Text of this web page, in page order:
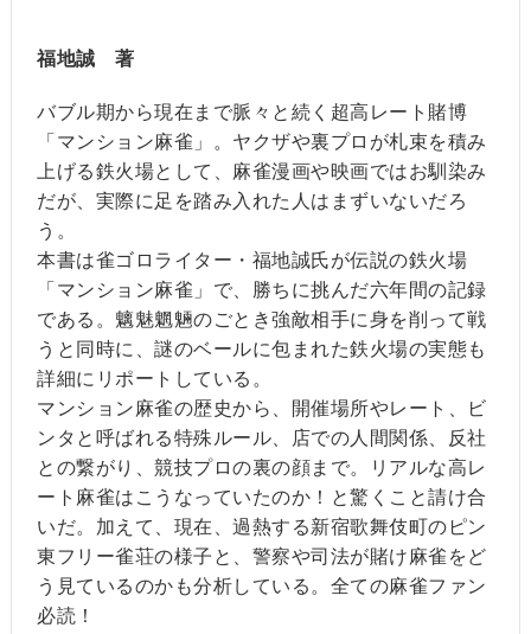
福地誠 著
バブル期から現在まで脈々と続く超高レート賭博
「マンション麻雀」。ヤクザや裏プロが札束を積み
上げる鉄火場として、麻雀漫画や映画ではお馴染み
だが、実際に足を踏み入れた人はまずいないだろ
う。
本書は雀ゴロライター・福地誠氏が伝説の鉄火場
「マンション麻雀」で、勝ちに挑んだ六年間の記録
である。魑魅魍魎のごとき強敵相手に身を削って戦
うと同時に、謎のベールに包まれた鉄火場の実態も
詳細にリポートしている。
マンション麻雀の歴史から、開催場所やレート、ビ
ンタと呼ばれる特殊ルール、店での人間関係、反社
との繋がり、競技プロの裏の顔まで。リアルな高レ
ート麻雀はこうなっていたのか！と驚くこと請け合
いだ。加えて、現在、過熱する新宿歌舞伎町のピン
東フリー雀荘の様子と、警察や司法が賭け麻雀をど
う見ているのかも分析している。全ての麻雀ファン
必読！